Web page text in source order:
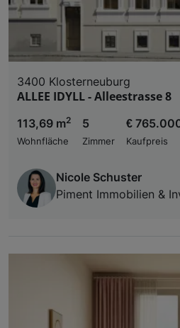
3400 Klosterneuburg
ALLEE IDYLL - Alleestrasse 8
113,69 m2
Wohnfläche
5
Zimmer
€
Kaufpreis
Nicole Schuster
Piment Immobilien &